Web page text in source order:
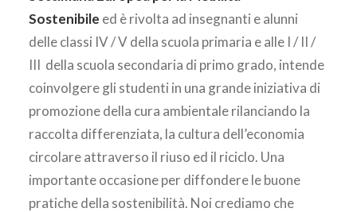
Sostenibile ed è rivolta ad insegnanti e alunni
delle classi IV / V della scuola primaria e alle I / II /
III della scuola secondaria di primo grado, intende
coinvolgere gli studenti in una grande iniziativa di
promozione della cura ambientale rilanciando la
raccolta differenziata, la cultura dell’economia
circolare attraverso il riuso ed il riciclo. Una
importante occasione per diffondere le buone
pratiche della sostenibilità. Noi crediamo che